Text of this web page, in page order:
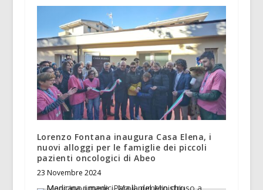
Lorenzo Fontana inaugura Casa Elena, i
nuovi alloggi per le famiglie dei piccoli
pazienti oncologici di Abeo
23 Novembre 2024